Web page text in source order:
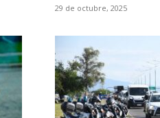
29 de octubre, 2025